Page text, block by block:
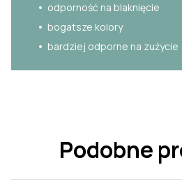
odporność na blaknięcie
bogatsze kolory
bardziej odporne na zużycie
Podobne